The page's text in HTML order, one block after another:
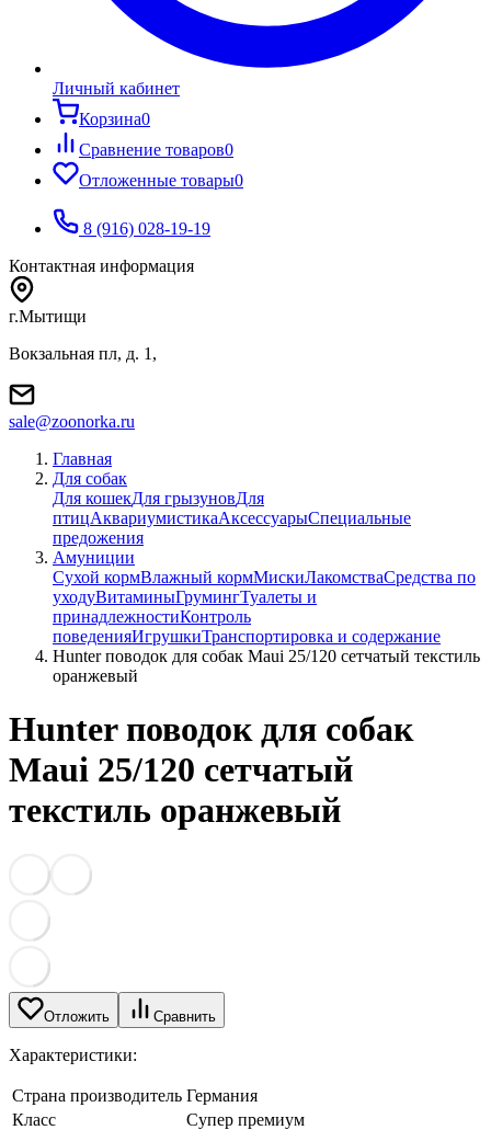
Личный кабинет
Корзина0
Сравнение товаров0
Отложенные товары0
8 (916) 028-19-19
Контактная информация
г.Мытищи
Вокзальная пл, д. 1,
sale@zoonorka.ru
Главная
Для собак
Для кошекДля грызуновДля
птицАквариумистикаАксессуарыСпециальные
предожения
Амуниции
Сухой кормВлажный кормМискиЛакомстваСредства по
уходуВитаминыГрумингТуалеты и
принадлежностиКонтроль
поведенияИгрушкиТранспортировка и содержание
Hunter поводок для собак Maui 25/120 сетчатый текстиль
оранжевый
Hunter поводок для собак
Maui 25/120 сетчатый
текстиль оранжевый
Отложить Сравнить
Характеристики:
Страна производитель Германия
Класс
Супер премиум